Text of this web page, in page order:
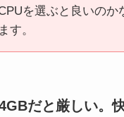
を選ぶと良いのか
す。
だと厳しい。